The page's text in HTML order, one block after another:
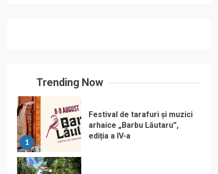
Trending Now
1
Festival de tarafuri și muzici
arhaice „Barbu Lăutaru”,
ediția a IV-a